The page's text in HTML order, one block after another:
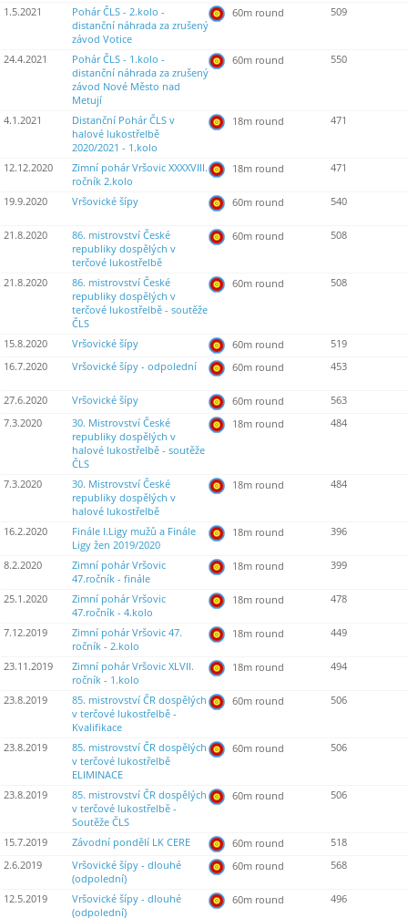
1.5.2021
Pohár ČLS - 2.kolo -
distanční náhrada za zrušený
závod Votice
60m round 509
24.4.2021
Pohár ČLS - 1.kolo -
distanční náhrada za zrušený
závod Nové Město nad
Metují
60m round 550
4.1.2021
Distanční Pohár ČLS v
halové lukostřelbě
2020/2021 - 1.kolo
18m round 471
12.12.2020
Zimní pohár Vršovic XXXXVIII.
ročník 2.kolo
18m round 471
19.9.2020 Vršovické šípy 60m round 540
21.8.2020
86. mistrovství České
republiky dospělých v
terčové lukostřelbě
60m round 508
21.8.2020
86. mistrovství České
republiky dospělých v
terčové lukostřelbě - soutěže
ČLS
60m round 508
15.8.2020 Vršovické šípy 60m round
519
16.7.2020
Vršovické šípy - odpolední 60m round 453
27.6.2020 Vršovické šípy 60m round
563
7.3.2020
30. Mistrovství České
republiky dospělých v
halové lukostřelbě - soutěže
ČLS
18m round 484
7.3.2020
30. Mistrovství České
republiky dospělých v
halové lukostřelbě
18m round 484
16.2.2020
Finále I.Ligy mužů a Finále
Ligy žen 2019/2020
18m round 396
8.2.2020
Zimní pohár Vršovic
47.ročník - finále
18m round 399
25.1.2020
Zimní pohár Vršovic
47.ročník - 4.kolo
18m round 478
7.12.2019
Zimní pohár Vršovic 47.
ročník - 2.kolo
18m round 449
23.11.2019
Zimní pohár Vršovic XLVII.
ročník - 1.kolo
18m round 494
23.8.2019
85. mistrovství ČR dospělých
v terčové lukostřelbě -
Kvalifikace
60m round 506
23.8.2019
85. mistrovství ČR dospělých
v terčové lukostřelbě
ELIMINACE
60m round 506
23.8.2019
85. mistrovství ČR dospělých
v terčové lukostřelbě -
Soutěže ČLS
60m round 506
15.7.2019 Závodní pondělí LK CERE 60m round
518
2.6.2019
Vršovické šípy - dlouhé
(odpolední)
60m round 568
12.5.2019
Vršovické šípy - dlouhé
(odpolední)
60m round 496